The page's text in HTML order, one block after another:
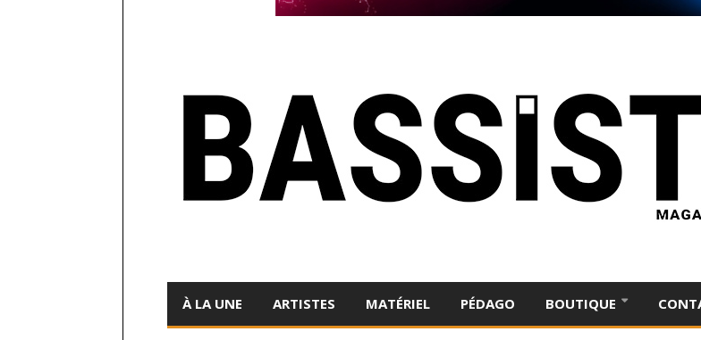
À LA UNE ARTISTES MATÉRIEL PÉDAGO BOUTIQUE